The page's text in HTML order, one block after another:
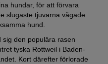
hundar, för att förvara
slugaste tjuvarna vågade
hund.
sig den populära rasen
tyska Rottweil i Baden-
Kort därefter förlorade